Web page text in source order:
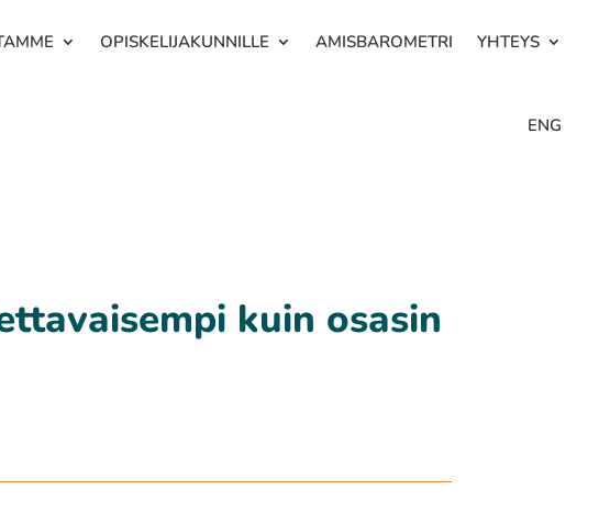
OPISKELIJAKUNNILLE AMISBAROMETRI YHTEYS
ENG
kuin osasin